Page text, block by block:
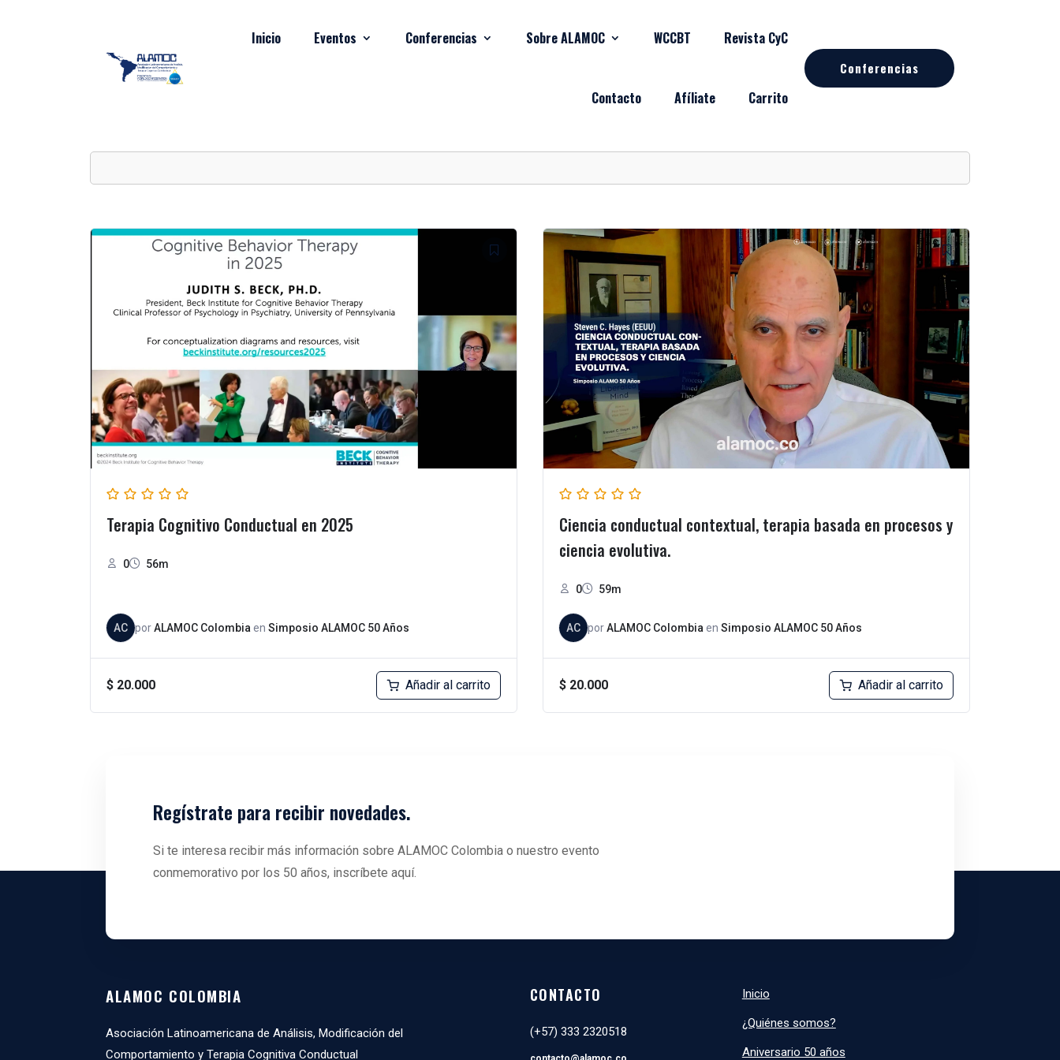
Inicio Eventos Conferencias Sobre ALAMOC WCCBT Revista CyC
Contacto Afíliate Carrito
Conferencias
Terapia Cognitivo Conductual en 2025
0 56m
AC porALAMOC Colombia en Simposio ALAMOC 50 Años
$ 20.000 Añadir al carrito
Ciencia conductual contextual, terapia basada en procesos y
ciencia evolutiva.
0 59m
AC porALAMOC Colombia en Simposio ALAMOC 50 Años
$ 20.000 Añadir al carrito
Regístrate para recibir novedades.
Si te interesa recibir más información sobre ALAMOC Colombia o nuestro evento
conmemorativo por los 50 años, inscríbete aquí.
ALAMOC COLOMBIA
Asociación Latinoamericana de Análisis, Modificación del
Comportamiento y Terapia Cognitiva Conductual
CONTACTO
(+57) 333 2320518
Inicio
¿Quiénes somos?
Aniversario 50 años